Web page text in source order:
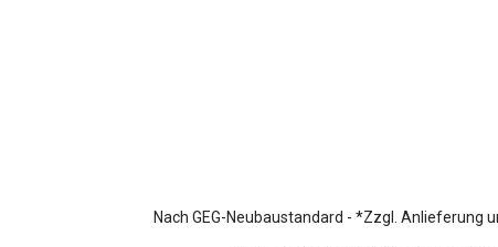
Nach GEG-Neubaustandard - *Zzgl.